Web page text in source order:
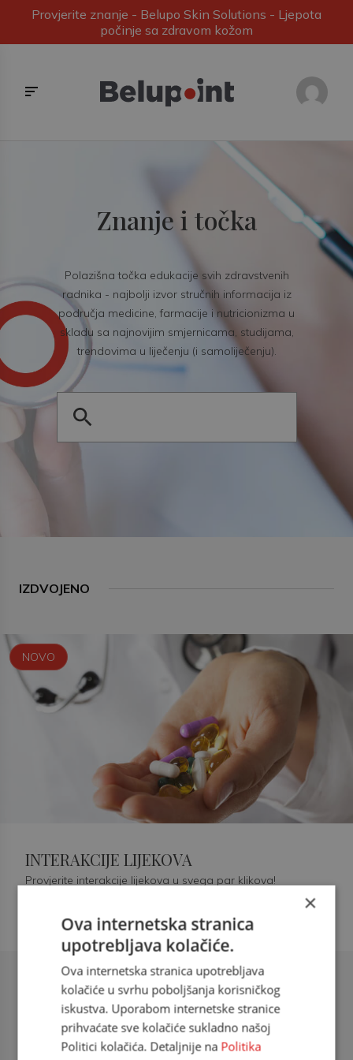
Provjerite znanje - Belupo Skin Solutions - Ljepota
počinje sa zdravom kožom
Znanje i točka
Polazišna točka edukacije svih zdravstvenih
radnika - najbolji izvor stručnih informacija iz
područja medicine, farmacije i nutricionizma u
skladu sa najnovijim smjernicama, studijama,
trendovima u liječenju (i samoliječenju).
IZDVOJENO
Šećerna bolest tip 2 = kardiovaskularna
doc. dr. sc. Višnja Kokić Maleš,
dr.med., specijalististica
NOVO
INTERAKCIJE LIJEKOVA
Provjerite interakcije lijekova u svega par klikova!
×
Ova internetska stranica
upotrebljava kolačiće.
Ova internetska stranica upotrebljava
kolačiće u svrhu poboljšanja korisničkog
iskustva. Uporabom internetske stranice
prihvaćate sve kolačiće sukladno našoj
Politici kolačića. Detaljnije na Politika